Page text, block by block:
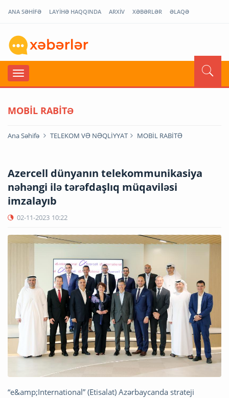
ANA SƏHİFƏ LAYİHƏ HAQQINDA ARXİV XƏBƏRLƏR ƏLAQƏ
MOBİL RABİTƏ
Ana Səhifə TELEKOM VƏ NƏQLİYYAT MOBİL RABİTƏ
Azercell dünyanın telekommunikasiya
nəhəngi ilə tərəfdaşlıq müqaviləsi
imzalayıb
02-11-2023 10:22
“e&amp;International” (Etisalat) Azərbaycanda strateji